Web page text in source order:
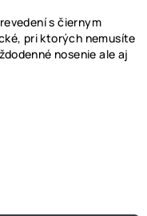
s čiernym
pri ktorých nemusíte
nosenie ale aj